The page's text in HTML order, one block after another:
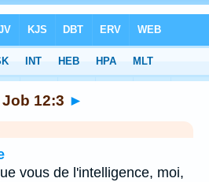
Job 12:3 ►
vous de l'intelligence, moi,